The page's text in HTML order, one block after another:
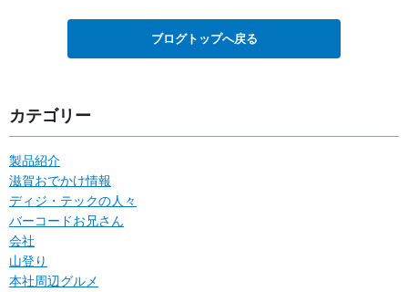
ブログトップへ戻る
カテゴリー
製品紹介
滋賀おでかけ情報
ディジ・テックの人々
バーコードお兄さん
会社
山登り
本社周辺グルメ